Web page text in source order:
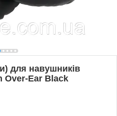
для навушників
Over-Ear Black